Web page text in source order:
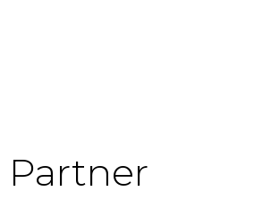
Partner